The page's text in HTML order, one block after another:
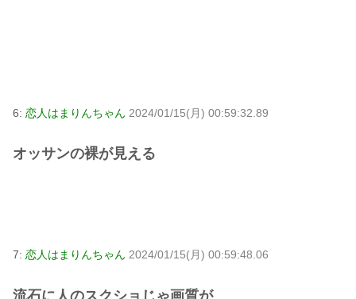
6: 恋人はまりんちゃん 2024/01/15(月) 00:59:32.89
オッサンの裸が見える
7: 恋人はまりんちゃん 2024/01/15(月) 00:59:48.06
流石に人のスクショじゃ画質が